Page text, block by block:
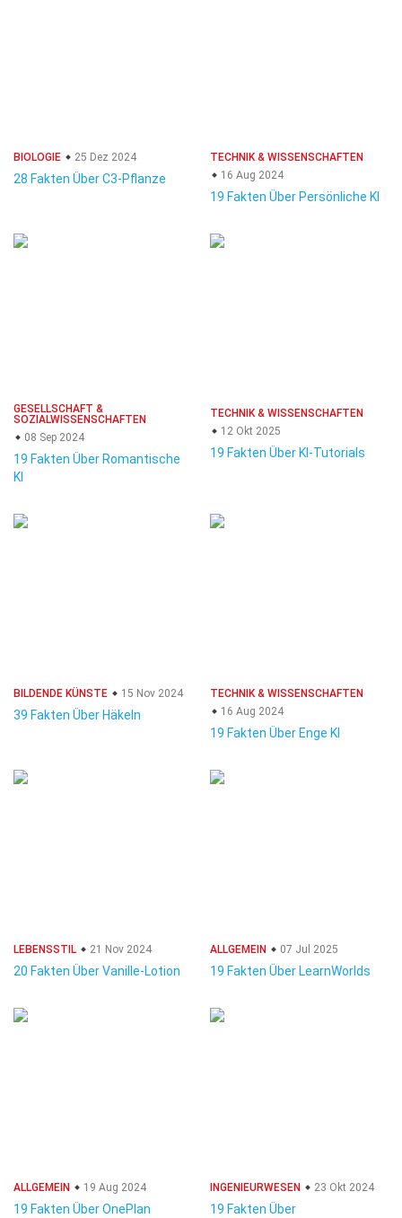
BIOLOGIE 25 Dez 2024
28 Fakten Über C3-Pflanze
TECHNIK & WISSENSCHAFTEN
16 Aug 2024
19 Fakten Über Persönliche KI
GESELLSCHAFT &
SOZIALWISSENSCHAFTEN
08 Sep 2024
19 Fakten Über Romantische
KI
TECHNIK & WISSENSCHAFTEN
12 Okt 2025
19 Fakten Über KI-Tutorials
BILDENDE KÜNSTE 15 Nov 2024
39 Fakten Über Häkeln
TECHNIK & WISSENSCHAFTEN
16 Aug 2024
19 Fakten Über Enge KI
LEBENSSTIL 21 Nov 2024
20 Fakten Über Vanille-Lotion
ALLGEMEIN 07 Jul 2025
19 Fakten Über LearnWorlds
ALLGEMEIN 19 Aug 2024
19 Fakten Über OnePlan
INGENIEURWESEN 23 Okt 2024
19 Fakten Über